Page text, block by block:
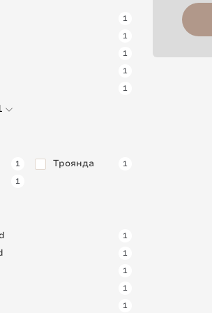
1
1
1
1
1
1 Троянда 1
1
1
1
1
1
1